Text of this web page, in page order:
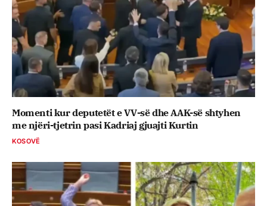
Momenti kur deputetët e VV-së dhe AAK-së shtyhen
me njëri-tjetrin pasi Kadriaj gjuajti Kurtin
KOSOVË